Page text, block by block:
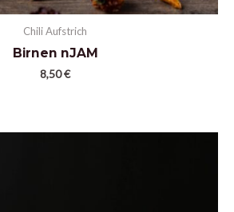
Chili Aufstrich
Birnen nJAM
8,50€